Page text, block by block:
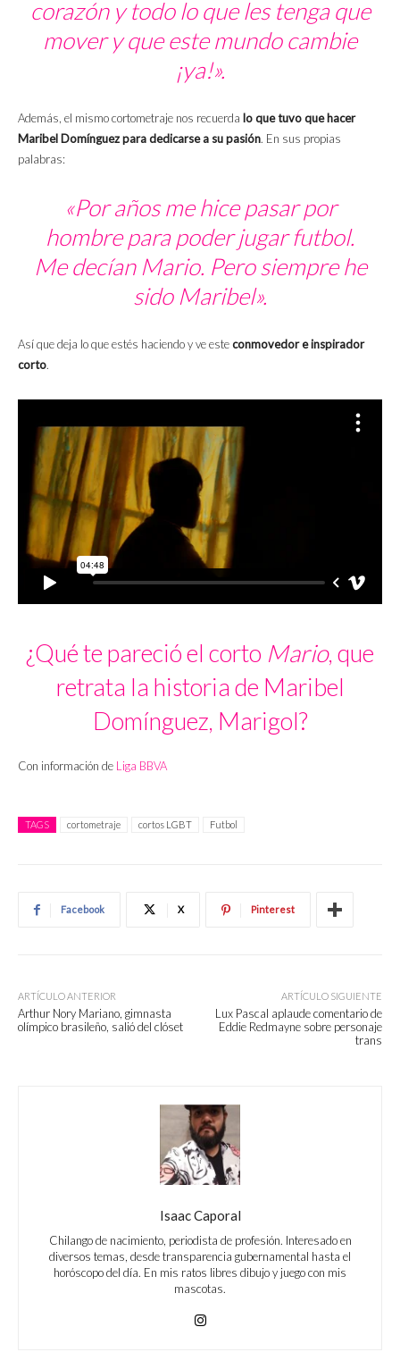
corazón y todo lo que les tenga que
mover y que este mundo cambie
¡ya!».
Además, el mismo cortometraje nos recuerda lo que tuvo que hacer
Maribel Domínguez para dedicarse a su pasión. En sus propias
palabras:
«Por años me hice pasar por
hombre para poder jugar futbol.
Me decían Mario. Pero siempre he
sido Maribel».
Así que deja lo que estés haciendo y ve esteconmovedor e inspirador
corto.
¿Qué te pareció el corto Mario, que
retrata la historia de Maribel
Domínguez, Marigol?
Con información de Liga BBVA
TAGS cortometraje cortos LGBT Futbol
Facebook X Pinterest
ARTÍCULO ANTERIOR
Arthur Nory Mariano, gimnasta
olímpico brasileño, salió del clóset
ARTÍCULO SIGUIENTE
Lux Pascal aplaude comentario de
Eddie Redmayne sobre personaje
trans
Isaac Caporal
Chilango de nacimiento, periodista de profesión. Interesado en
diversos temas, desde transparencia gubernamental hasta el
horóscopo del día. En mis ratos libres dibujo y juego con mis
mascotas.